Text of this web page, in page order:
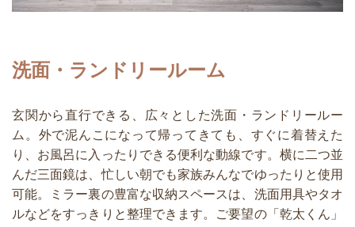
洗面・ランドリールーム
玄関から直行できる、広々とした洗面・ランドリールー
ム。外で泥んこになって帰ってきても、すぐに着替えた
り、お風呂に入ったりできる便利な動線です。横に二つ並
んだ三面鏡は、忙しい朝でも家族みんなでゆったりと使用
可能。ミラー裏の豊富な収納スペースは、洗面用具やタオ
ルなどをすっきりと整理できます。ご要望の「乾太くん」